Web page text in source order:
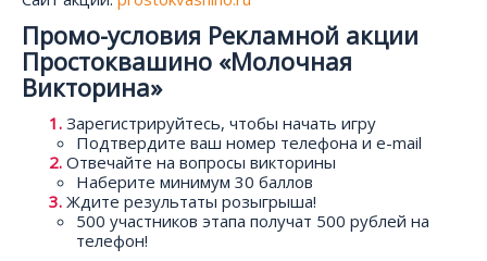
Промо-условия Рекламной акции
Простоквашино «Молочная
Викторина»
Зарегистрируйтесь, чтобы начать игру
Подтвердите ваш номер телефона и e-mail
Отвечайте на вопросы викторины
Наберите минимум 30 баллов
Ждите результаты розыгрыша!
500 участников этапа получат 500 рублей на
телефон!